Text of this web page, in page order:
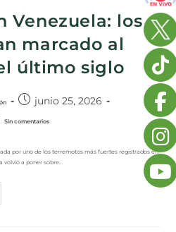
Venezuela: los
marcado al
último siglo
junio 25, 2026
Sin comentarios
por uno de los terremotos más fuertes registrados en
volvió a poner sobre…